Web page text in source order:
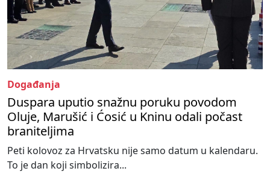
Događanja
Duspara uputio snažnu poruku povodom
Oluje, Marušić i Ćosić u Kninu odali počast
braniteljima
Peti kolovoz za Hrvatsku nije samo datum u kalendaru.
To je dan koji simbolizira...